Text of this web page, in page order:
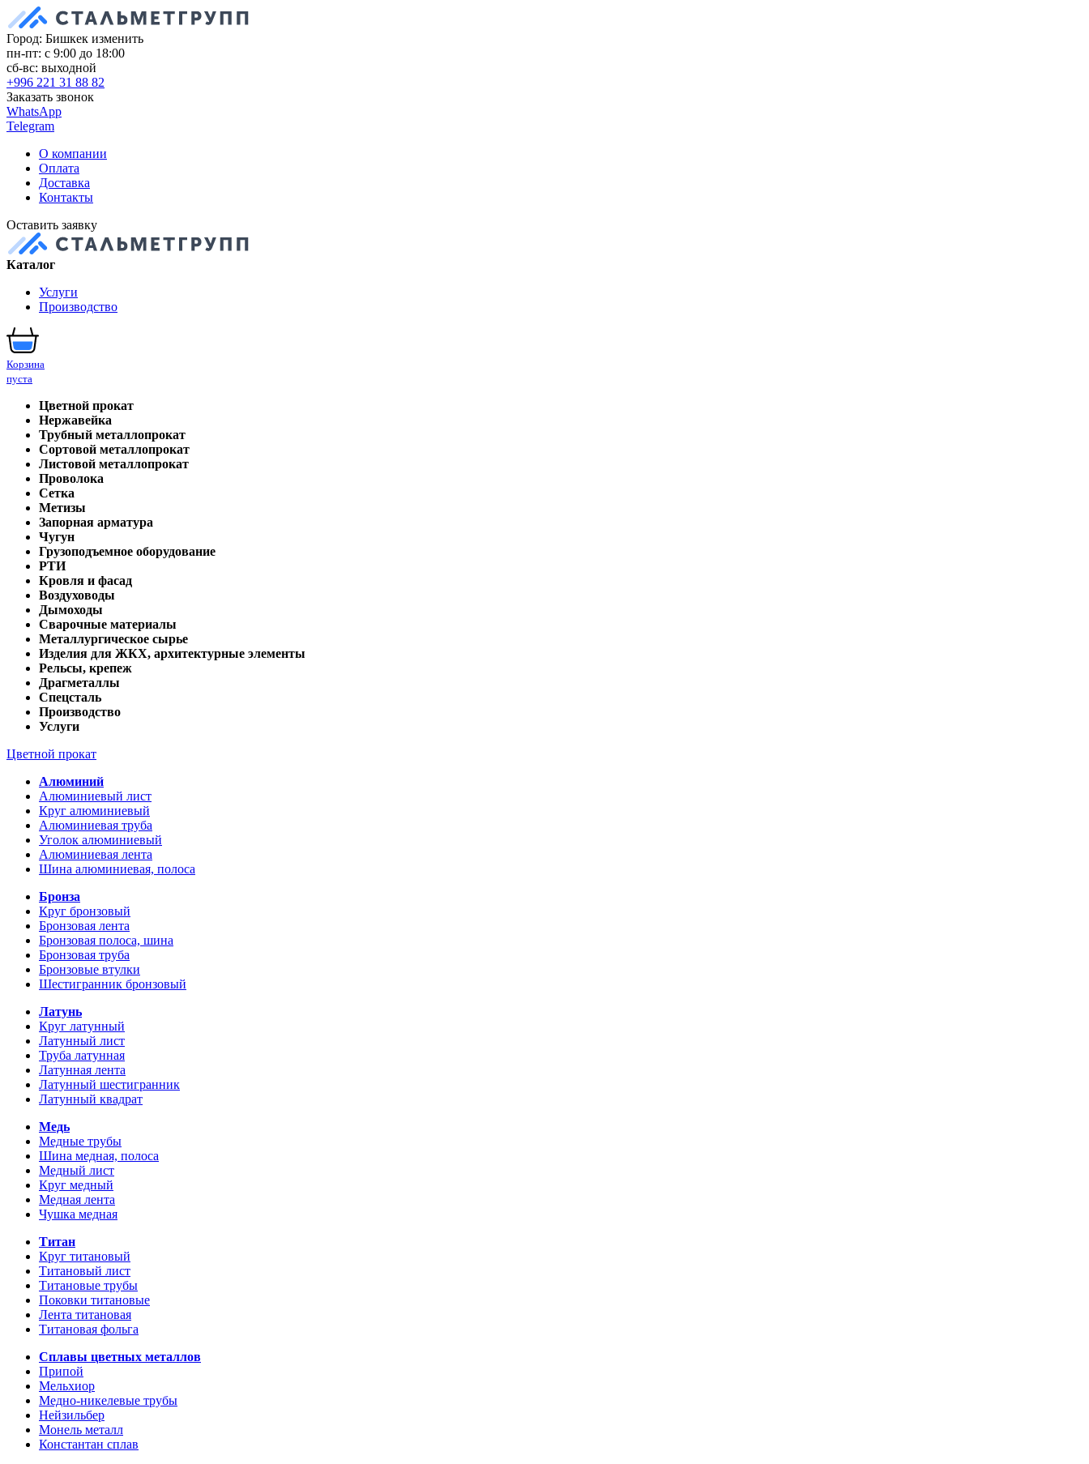
Город: Бишкек изменить
пн-пт: с 9:00 до 18:00
сб-вс: выходной
+996 221 31 88 82
Заказать звонок
WhatsApp
Telegram
О компании
Оплата
Доставка
Контакты
Оставить заявку
Каталог
Услуги
Производство
Корзина
пуста
Цветной прокат
Нержавейка
Трубный металлопрокат
Сортовой металлопрокат
Листовой металлопрокат
Проволока
Сетка
Метизы
Запорная арматура
Чугун
Грузоподъемное оборудование
РТИ
Кровля и фасад
Воздуховоды
Дымоходы
Сварочные материалы
Металлургическое сырье
Изделия для ЖКХ, архитектурные элементы
Рельсы, крепеж
Драгметаллы
Спецсталь
Производство
Услуги
Цветной прокат
Алюминий
Алюминиевый лист
Круг алюминиевый
Алюминиевая труба
Уголок алюминиевый
Алюминиевая лента
Шина алюминиевая, полоса
Бронза
Круг бронзовый
Бронзовая лента
Бронзовая полоса, шина
Бронзовая труба
Бронзовые втулки
Шестигранник бронзовый
Латунь
Круг латунный
Латунный лист
Труба латунная
Латунная лента
Латунный шестигранник
Латунный квадрат
Медь
Медные трубы
Шина медная, полоса
Медный лист
Круг медный
Медная лента
Чушка медная
Титан
Круг титановый
Титановый лист
Титановые трубы
Поковки титановые
Лента титановая
Титановая фольга
Сплавы цветных металлов
Припой
Мельхиор
Медно-никелевые трубы
Нейзильбер
Монель металл
Константан сплав